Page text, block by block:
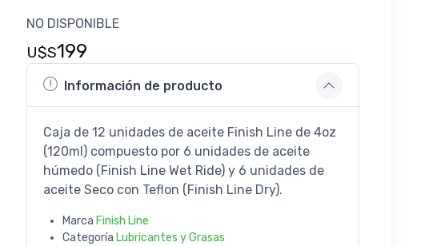
NO DISPONIBLE
U$S199
Información de producto
Caja de 12 unidades de aceite Finish Line de 4oz
(120ml) compuesto por 6 unidades de aceite
húmedo (Finish Line Wet Ride) y 6 unidades de
aceite Seco con Teflon (Finish Line Dry).
Marca Finish Line
Categoría Lubricantes y Grasas